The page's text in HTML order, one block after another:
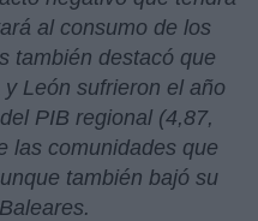
al consumo de los
también destacó que
León sufrieron el año
PIB regional (4,87,
las comunidades que
también bajó su